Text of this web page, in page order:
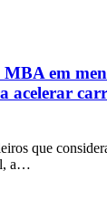
em
acelerar
que
a…